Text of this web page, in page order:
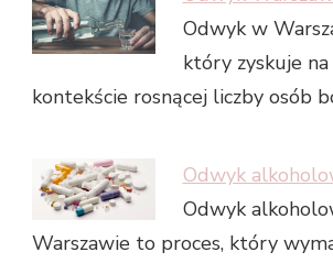
Odwyk w
który zyskuje
kontekście rosnącej liczby osób
Odwyk
Odwyk
Warszawie to proces, który